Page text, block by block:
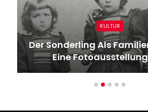
KULTUR
Der Sonderling Als
Eine